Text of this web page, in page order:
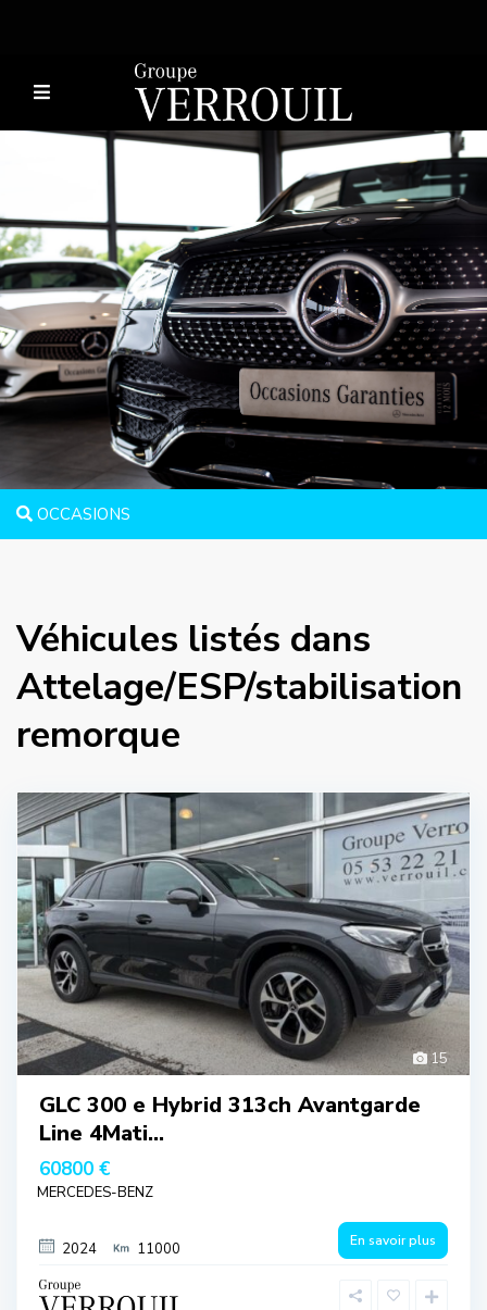
OCCASIONS
Véhicules listés dans
Attelage/ESP/stabilisation
remorque
15
GLC 300 e Hybrid 313ch Avantgarde
Line 4Mati...
60800 €
MERCEDES-BENZ
2024 11000 En savoir plus